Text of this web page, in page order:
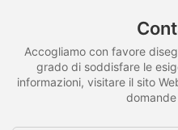
Accogliamo con favore
grado di soddisfare le
informazioni, visitare il sito